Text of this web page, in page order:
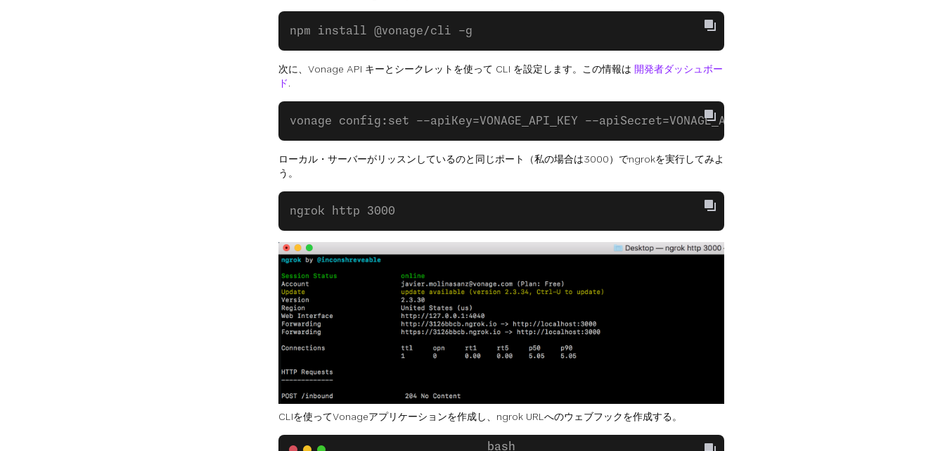
npm install @vonage/cli -g
次に、Vonage API キーとシークレットを使って CLI を設定します。この情報は 開発者ダッシュボー
ド.
vonage config:set --apiKey=VONAGE_API_KEY --apiSecret=VONAGE_API_SECRET
ローカル・サーバーがリッスンしているのと同じポート（私の場合は3000）でngrokを実行してみよ
う。
ngrok http 3000
CLIを使ってVonageアプリケーションを作成し、ngrok URLへのウェブフックを作成する。